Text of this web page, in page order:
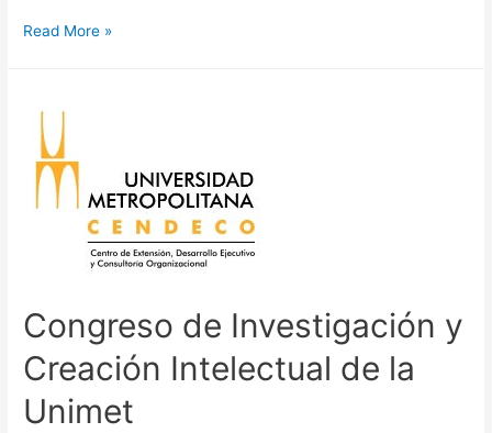
Read More »
Congreso de Investigación y
Creación Intelectual de la
Unimet